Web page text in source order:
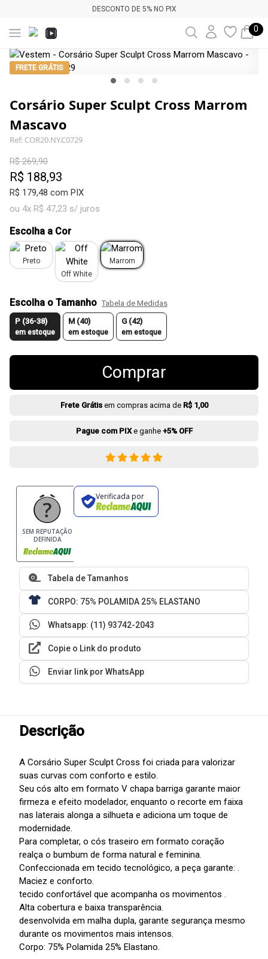
DESCONTO DE 5% NO PIX
0
FRETE GRÁTIS
Corsário Super Sculpt Cross Marrom
Mascavo
Ref: COR20.NY.C0729
R$ 269,90
R$ 188,93
R$ 179,48 com PIX
ou 4x R$ 47,23 s/ juros
Escolha a Cor
Preto
Off White
Marrom
Escolha o Tamanho Tabela de Medidas
P (36-38)
em estoque
M (40)
em estoque
G (42)
em estoque
Comprar
Frete Grátisem compras acima de R$ 1,00
Pague com PIXe ganhe +5% OFF
SEM REPUTAÇÃO
DEFINIDA
Verificada por
Tabela de Tamanhos
CORPO: 75% POLAMIDA 25% ELASTANO
Whatsapp: (11) 93742-2043
Copie o Link do produto
Enviar link por WhatsApp
Descrição
A Corsário Super Sculpt Cross foi criada para valorizar
suas curvas com conforto e estilo.
Seu cós alto em formato V chapa barriga garante maior
firmeza e efeito modelador, enquanto o recorte em faixa
nas laterais alonga a silhueta e adiciona um toque de
modernidade.
Para completar, o cós traseiro em formato coração
realça o bumbum de forma natural e feminina.
Confeccionada em tecido tecnológico, a peça garante: .
Maciez e conforto.
tecido confortável que acompanha os movimentos .
Alta cobertura e baixa transparência.
desenvolvida em malha dupla, garante segurança mesmo
durante os movimentos mais intensos.
Corpo: 75% Polamida 25% Elastano.